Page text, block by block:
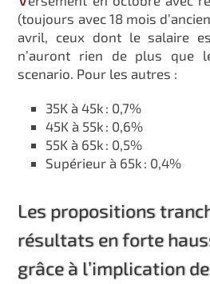
(toujours avec 18 mois
avril, ceux dont le salaire
n’auront rien de plus que
scenario. Pour les autres :
35K à 45k : 0,7%
45K à 55k : 0,6%
55K à 65k : 0,5%
Supérieur à 65k : 0,4%
Les propositions
résultats en forte
grâce à l’implication